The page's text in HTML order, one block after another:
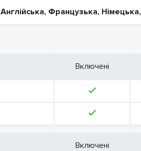
Англійська, Французька, Німецька,
Включені
Включені